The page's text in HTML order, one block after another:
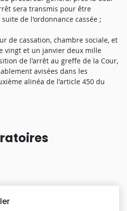
sera transmis pour être
de l'ordonnance cassée ;
de cassation, chambre sociale, et
vingt et un janvier deux mille
de l'arrêt au greffe de la Cour,
avisées dans les
alinéa de l'article 450 du